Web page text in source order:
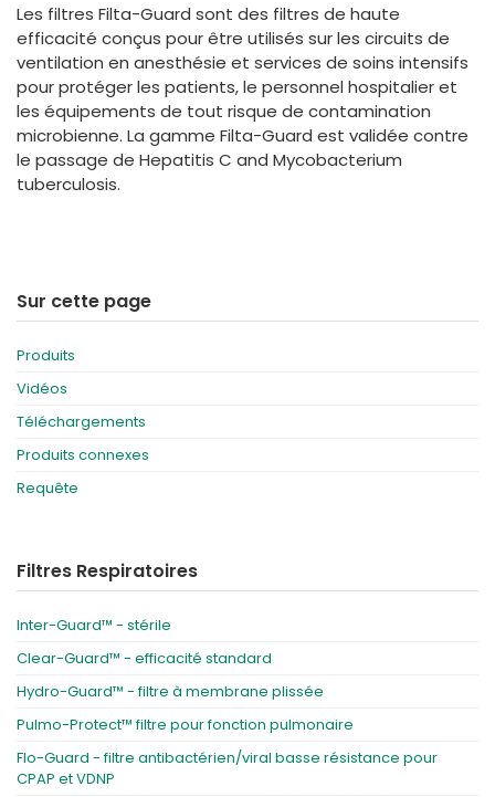
France
International English
Les filtres Filta-Guard sont des filtres de haute
efficacité conçus pour être utilisés sur les circuits de
ventilation en anesthésie et services de soins intensifs
pour protéger les patients, le personnel hospitalier et
les équipements de tout risque de contamination
microbienne. La gamme Filta-Guard est validée contre
le passage de Hepatitis C and Mycobacterium
tuberculosis.
Sur cette page
Produits
Vidéos
Téléchargements
Produits connexes
Requête
Filtres Respiratoires
Inter-Guard™ - stérile
Clear-Guard™ - efficacité standard
Hydro-Guard™ - filtre à membrane plissée
Pulmo-Protect™ filtre pour fonction pulmonaire
Flo-Guard - filtre antibactérien/viral basse résistance pour
CPAP et VDNP